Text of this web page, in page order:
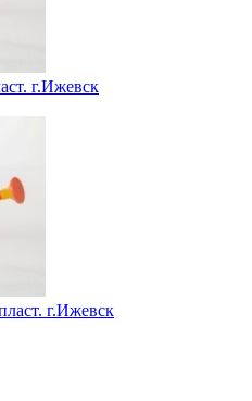
г.Ижевск
г.Ижевск